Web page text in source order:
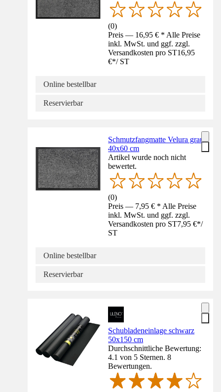
(0)
Preis — 16,95 € * Alle Preise
inkl. MwSt. und ggf. zzgl.
Versandkosten pro ST16,95
€*/ ST
Online bestellbar
Reservierbar
Schmutzfangmatte Velura grau
40x60 cm
Artikel wurde noch nicht
bewertet.
(0)
Preis — 7,95 € * Alle Preise
inkl. MwSt. und ggf. zzgl.
Versandkosten pro ST7,95 €*/
ST
Online bestellbar
Reservierbar
Schubladeneinlage schwarz
50x150 cm
Durchschnittliche Bewertung:
4.1 von 5 Sternen. 8
Bewertungen.